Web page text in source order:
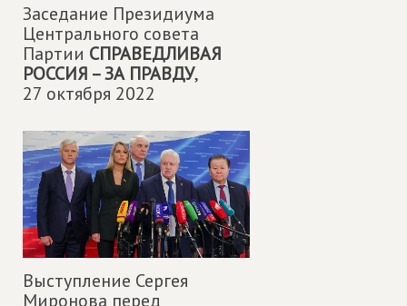
Заседание Президиума
Центрального совета
Партии СПРАВЕДЛИВАЯ
РОССИЯ – ЗА ПРАВДУ,
27 октября 2022
Выступление Сергея
Миронова перед